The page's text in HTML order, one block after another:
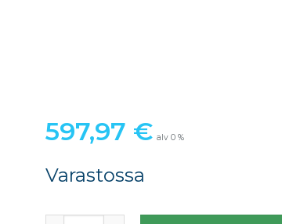
597,97 € alv 0 %
Varastossa